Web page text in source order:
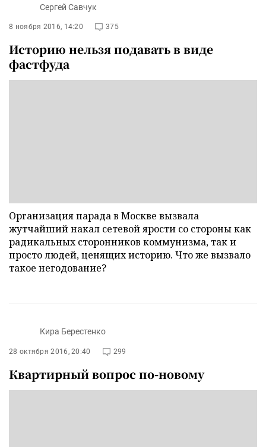
Сергей Савчук
8 ноября 2016, 14:20 375
Историю нельзя подавать в виде
фастфуда
Организация парада в Москве вызвала
жутчайший накал сетевой ярости со стороны как
радикальных сторонников коммунизма, так и
просто людей, ценящих историю. Что же вызвало
такое негодование?
Кира Берестенко
28 октября 2016, 20:40 299
Квартирный вопрос по-новому